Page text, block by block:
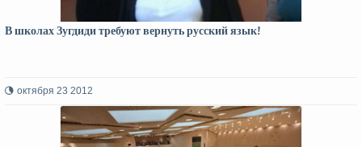
В школах Зугдиди требуют вернуть русский язык!
октября 23 2012